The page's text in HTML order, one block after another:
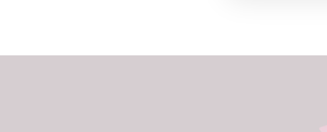
Poskytování